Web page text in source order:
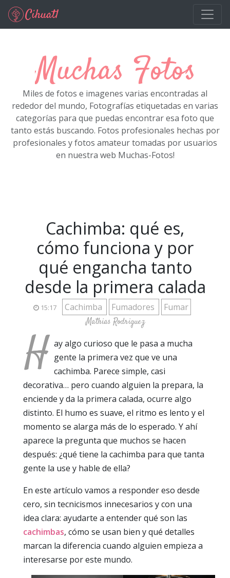
Ir al contenido principal
Muchas Fotos
Miles de fotos e imagenes varias encontradas al
rededor del mundo, Fotografías etiquetadas en varias
categorías para que puedas encontrar esa foto que
tanto estás buscando. Fotos profesionales hechas por
profesionales y fotos amateur tomadas por usuarios
en nuestra web Muchas-Fotos!
Cachimba: qué es,
cómo funciona y por
qué engancha tanto
desde la primera calada
15:17 Cachimba Fumadores Fumar
Mathias Rodriguez
H ay algo curioso que le pasa a mucha
gente la primera vez que ve una
cachimba. Parece simple, casi
decorativa… pero cuando alguien la prepara, la
enciende y da la primera calada, ocurre algo
distinto. El humo es suave, el ritmo es lento y el
momento se alarga más de lo esperado. Y ahí
aparece la pregunta que muchos se hacen
después: ¿qué tiene la cachimba para que tanta
gente la use y hable de ella?
En este artículo vamos a responder eso desde
cero, sin tecnicismos innecesarios y con una
idea clara: ayudarte a entender qué son las
cachimbas, cómo se usan bien y qué detalles
marcan la diferencia cuando alguien empieza a
interesarse por este mundo.